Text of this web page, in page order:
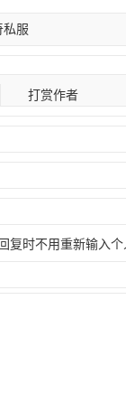
私服
打赏作者
复时不用重新输入个